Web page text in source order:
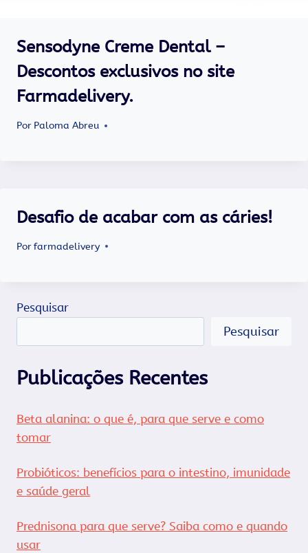
Sensodyne Creme Dental –
Descontos exclusivos no site
Farmadelivery.
Por Paloma Abreu
Desafio de acabar com as cáries!
Porfarmadelivery
Pesquisar
Pesquisar
Publicações Recentes
Beta alanina: o que é, para que serve e como
tomar
Probióticos: benefícios para o intestino, imunidade
e saúde geral
Prednisona para que serve? Saiba como e quando
usar